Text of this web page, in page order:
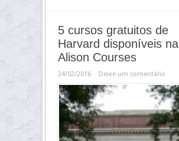
5 cursos gratuitos de
Harvard disponíveis na
Alison Courses
24/02/2016 Deixe um comentário